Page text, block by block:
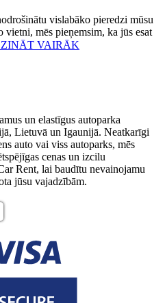
vislabāko pieredzi mūsu
vietni, mēs pieņemsim, ka jūs esat
VAIRĀK
un elastīgus autoparka
Lietuvā un Igaunijā. Neatkarīgi
auto vai viss autoparks, mēs
cenas un izcilu
Rent, lai baudītu nevainojamu
jūsu vajadzībām.